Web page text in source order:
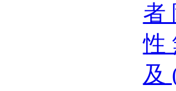
者
性
及